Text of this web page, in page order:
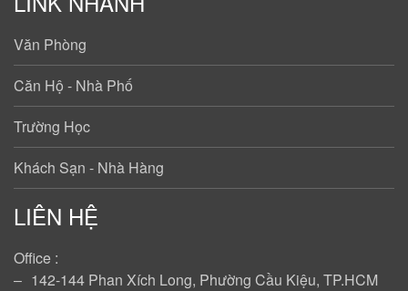
Văn Phòng
Căn Hộ - Nhà Phố
Trường Học
Khách Sạn - Nhà Hàng
LIÊN HỆ
Office :
‒ 142-144 Phan Xích Long, Phường Cầu Kiệu, TP.HCM